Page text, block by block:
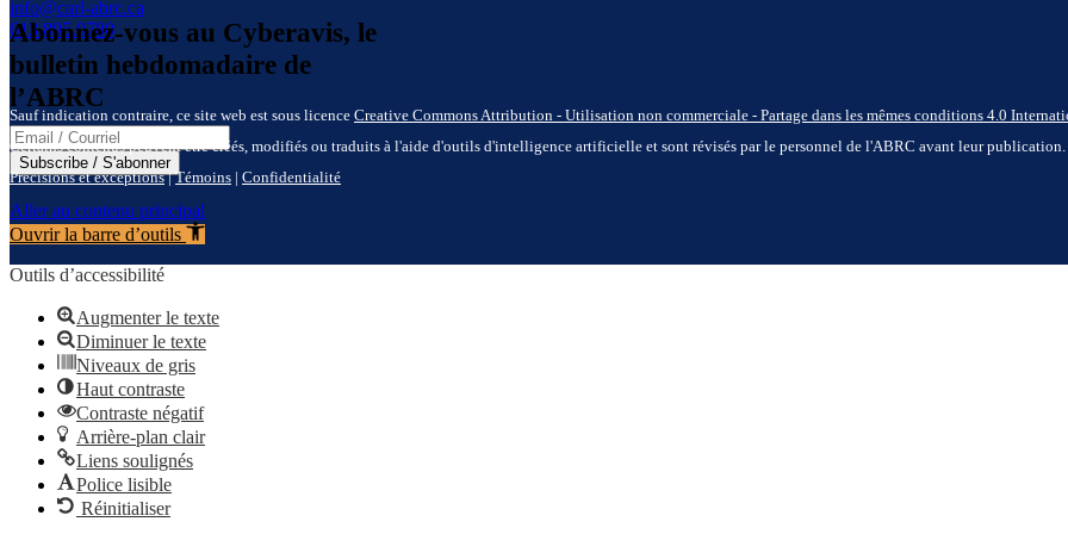
info@carl-abrc.ca
613.895.0780
Abonnez-vous au Cyberavis, le
bulletin hebdomadaire de
l’ABRC
Email address / Adresse e-mail
Subscribe / S'abonner
Sauf indication contraire, ce site web est sous licence Creative Commons Attribution - Utilisation non commerciale - Partage dans les mêmes conditions 4.0
Certains contenus peuvent être créés, modifiés ou traduits à l'aide d'outils d'intelligence artificielle et sont révisés par le personnel de l'ABRC avant leur publication.
Précisions et exceptions|Témoins | Confidentialité
Aller au contenu principal
Ouvrir la barre d’outils
Outils d’accessibilité
Augmenter le texte
Diminuer le texte
Niveaux de gris
Haut contraste
Contraste négatif
Arrière-plan clair
Liens soulignés
Police lisible
Réinitialiser